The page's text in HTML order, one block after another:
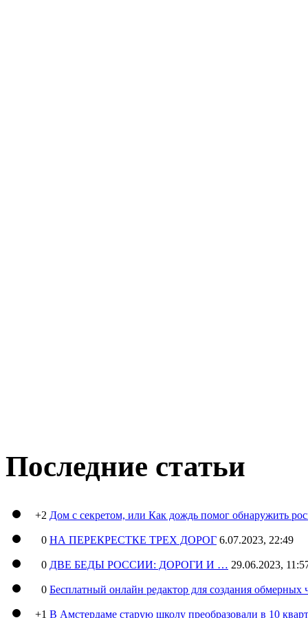
Последние статьи
+2 Дом с секретом, или Как дождь помог обнаружить
0 НА ПЕРЕКРЕСТКЕ ТРЕХ ДОРОГ 6.07.2023, 22:49
0 ДВЕ БЕДЫ РОССИИ: ДОРОГИ И … 29.06.2023,
0 Бесплатный онлайн редактор для создания обмерных
+1 В Амстердаме старую школу преобразовали в 10